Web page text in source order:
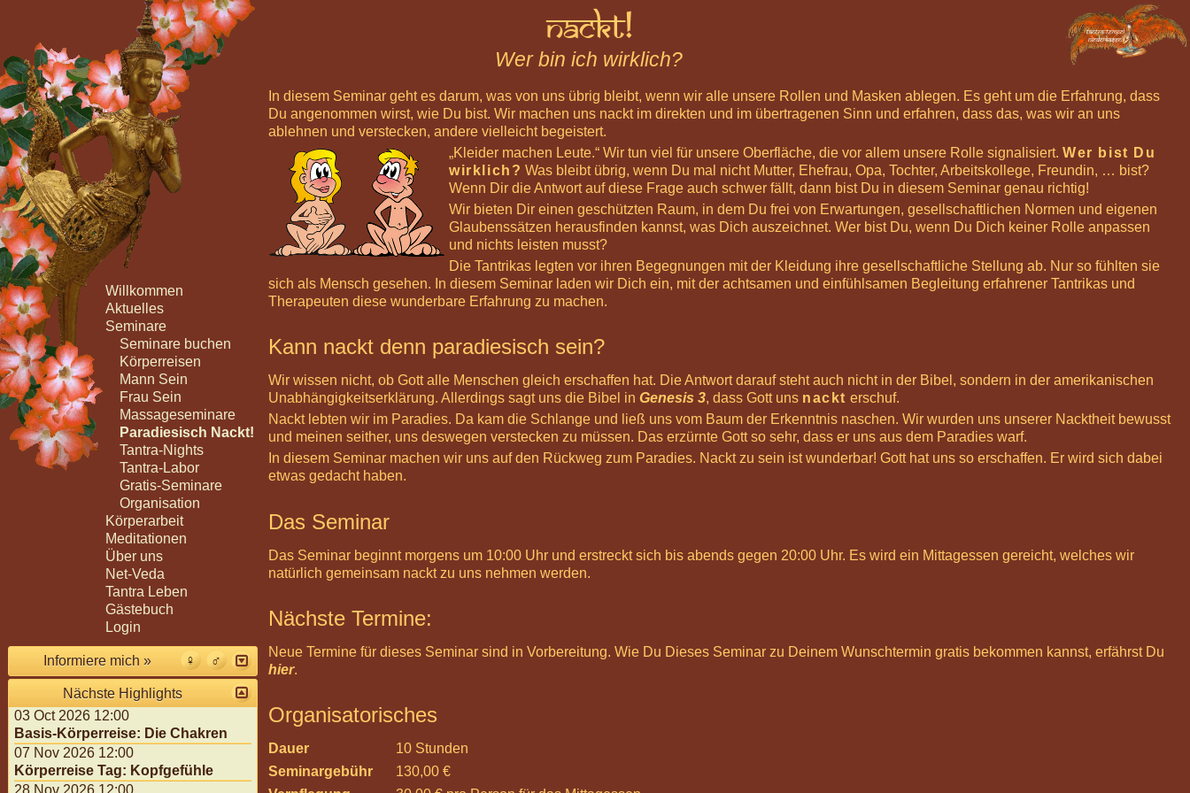
Nackt!
Wer bin ich wirklich?
In diesem Seminar geht es darum, was von uns übrig bleibt, wenn wir alle unsere Rollen und Masken ablegen. Es geht um die Erfahrung, dass
Du angenommen wirst, wie Du bist. Wir machen uns nackt im direkten und im übertragenen Sinn und erfahren, dass das, was wir an uns
ablehnen und verstecken, andere vielleicht begeistert.
Kleider machen Leute. Wir tun viel für unsere Oberfläche, die vor allem unsere Rolle signalisiert. Wer bist Du
wirklich? Was bleibt übrig, wenn Du mal nicht Mutter, Ehefrau, Opa, Tochter, Arbeitskollege, Freundin, … bist?
Wenn Dir die Antwort auf diese Frage auch schwer fällt, dann bist Du in diesem Seminar genau richtig!
Wir bieten Dir einen geschützten Raum, in dem Du frei von Erwartungen, gesellschaftlichen Normen und eigenen
Glaubenssätzen herausfinden kannst, was Dich auszeichnet. Wer bist Du, wenn Du Dich keiner Rolle anpassen
und nichts leisten musst?
Die Tantrikas legten vor ihren Begegnungen mit der Kleidung ihre gesellschaftliche Stellung ab. Nur so fühlten sie
sich als Mensch gesehen. In diesem Seminar laden wir Dich ein, mit der achtsamen und einfühlsamen Begleitung erfahrener Tantrikas und
Therapeuten diese wunderbare Erfahrung zu machen.
Kann nackt denn paradiesisch sein?
Wir wissen nicht, ob Gott alle Menschen gleich erschaffen hat. Die Antwort darauf steht auch nicht in der Bibel, sondern in der amerikanischen
Unabhängigkeitserklärung. Allerdings sagt uns die Bibel in Genesis 3, dass Gott uns nackt erschuf.
Nackt lebten wir im Paradies. Da kam die Schlange und ließ uns vom Baum der Erkenntnis naschen. Wir wurden uns unserer Nacktheit bewusst
und meinen seither, uns deswegen verstecken zu müssen. Das erzürnte Gott so sehr, dass er uns aus dem Paradies warf.
In diesem Seminar machen wir uns auf den Rückweg zum Paradies. Nackt zu sein ist wunderbar! Gott hat uns so erschaffen. Er wird sich dabei
etwas gedacht haben.
Das Seminar
Das Seminar beginnt morgens um 10:00 Uhr und erstreckt sich bis abends gegen 20:00 Uhr. Es wird ein Mittagessen gereicht, welches wir
natürlich gemeinsam nackt zu uns nehmen werden.
Nächste Termine:
Neue Termine für dieses Seminar sind in Vorbereitung. Wie Du Dieses Seminar zu Deinem Wunschtermin gratis bekommen kannst, erfährst Du
hier.
Organisatorisches
Dauer
10 Stunden
Seminargebühr
130,00 €
Informiere mich »
Nächste Highlights
03 Oct 2026 12:00
Basis-Körperreise: Die Chakren
07 Nov 2026 12:00
Körperreise Tag: Kopfgefühle
Willkommen
Aktuelles
Seminare
Seminare buchen
Körperreisen
Mann Sein
Frau Sein
Massageseminare
Paradiesisch Nackt!
Tantra-Nights
Tantra-Labor
Gratis-Seminare
Organisation
Körperarbeit
Meditationen
Über uns
Net-Veda
Tantra Leben
Gästebuch
Login